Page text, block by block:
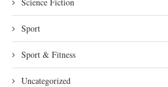
Sport
Sport & Fitness
Uncategorized